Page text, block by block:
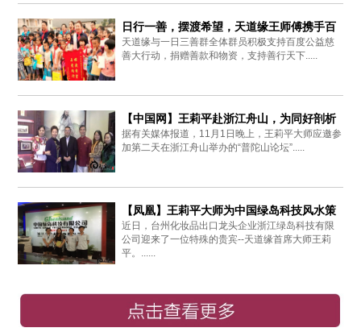
日行一善，摆渡希望，天道缘王师傅携手百
度爱心同行
天道缘与一日三善群全体群员积极支持百度公益慈
善大行动，捐赠善款和物资，支持善行天下.....
【中国网】王莉平赴浙江舟山，为同好剖析
周易思想
据有关媒体报道，11月1日晚上，王莉平大师应邀参
加第二天在浙江舟山举办的“普陀山论坛”.....
【凤凰】王莉平大师为中国绿岛科技风水策
划布局
近日，台州化妆品出口龙头企业浙江绿岛科技有限
公司迎来了一位特殊的贵宾--天道缘首席大师王莉
平。......